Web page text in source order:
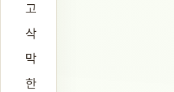
고
삭
막
한